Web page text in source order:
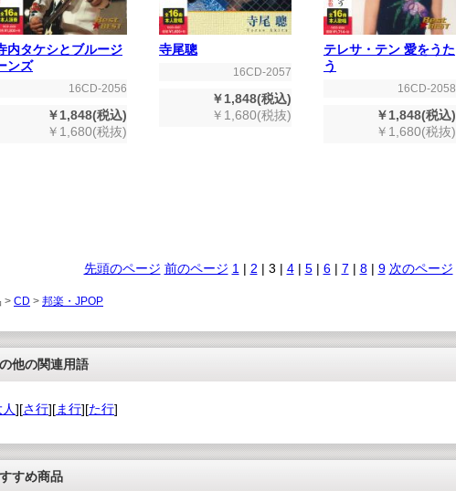
内タケシとブルージ
ンズ
16CD-2056
￥1,848(税込)
￥1,680(税抜)
寺尾聰
16CD-2057
￥1,848(税込)
￥1,680(税抜)
テレサ・テン 愛をうた
う
16CD-2058
￥1,848(税込)
￥1,680(税抜)
先頭のページ 前のページ 1 | 2 | 3 | 4| 5| 6| 7 | 8| 9 次のページ
> CD > 邦楽・JPOP
他の関連用語
][さ行][ま行][た行]
すめ商品